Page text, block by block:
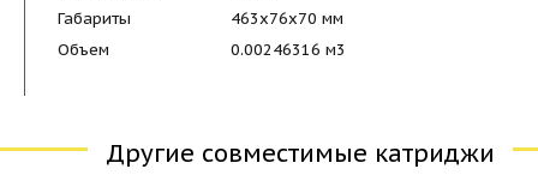
463x76x70 мм
Габариты
0.00246316 м3
Объем
Другие совместимые катриджи